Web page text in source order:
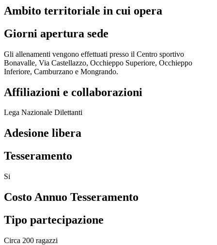
Ambito territoriale in cui opera
Giorni apertura sede
Gli allenamenti vengono effettuati presso il Centro sportivo
Bonavalle, Via Castellazzo, Occhieppo Superiore, Occhieppo
Inferiore, Camburzano e Mongrando.
Affiliazioni e collaborazioni
Lega Nazionale Dilettanti
Adesione libera
Tesseramento
Si
Costo Annuo Tesseramento
Tipo partecipazione
Circa 200 ragazzi